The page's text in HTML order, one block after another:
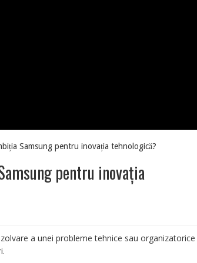
Samsung pentru inovația tehnologică?
pentru inovația
a unei probleme tehnice sau organizatorice